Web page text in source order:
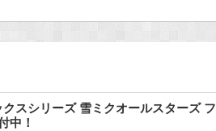
スシリーズ 雪ミクオールスターズ フ
中！